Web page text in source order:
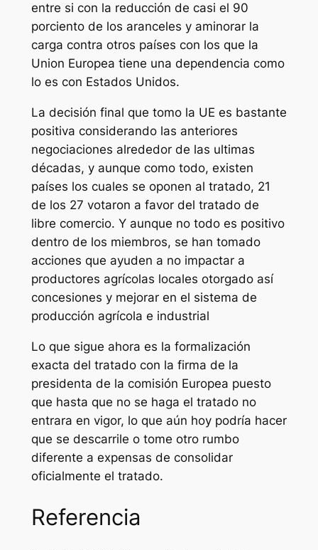
entre si con la reducción de casi el 90
porciento de los aranceles y aminorar la
carga contra otros países con los que la
Union Europea tiene una dependencia como
lo es con Estados Unidos.
La decisión final que tomo la UE es bastante
positiva considerando las anteriores
negociaciones alrededor de las ultimas
décadas, y aunque como todo, existen
países los cuales se oponen al tratado, 21
de los 27 votaron a favor del tratado de
libre comercio. Y aunque no todo es positivo
dentro de los miembros, se han tomado
acciones que ayuden a no impactar a
productores agrícolas locales otorgado así
concesiones y mejorar en el sistema de
producción agrícola e industrial
Lo que sigue ahora es la formalización
exacta del tratado con la firma de la
presidenta de la comisión Europea puesto
que hasta que no se haga el tratado no
entrara en vigor, lo que aún hoy podría hacer
que se descarrile o tome otro rumbo
diferente a expensas de consolidar
oficialmente el tratado.
Referencia